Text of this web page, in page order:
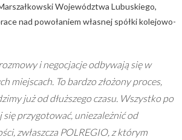
Województwa Lubuskiego,
nad powołaniem własnej spółki kolejowo-
i negocjacje odbywają się w
miejscach. To bardzo złożony proces,
już od dłuższego czasu. Wszystko po
się przygotować, uniezależnić od
zwłaszcza POLREGIO, z którym